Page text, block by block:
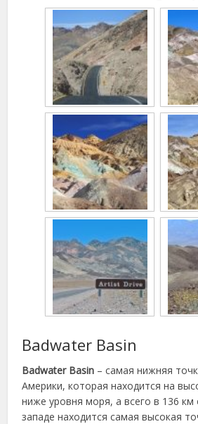
Badwater Basin
Badwater Basin – самая нижняя
Америки, которая находится на
ниже уровня моря, а всего в 136 км
западе находится самая высокая